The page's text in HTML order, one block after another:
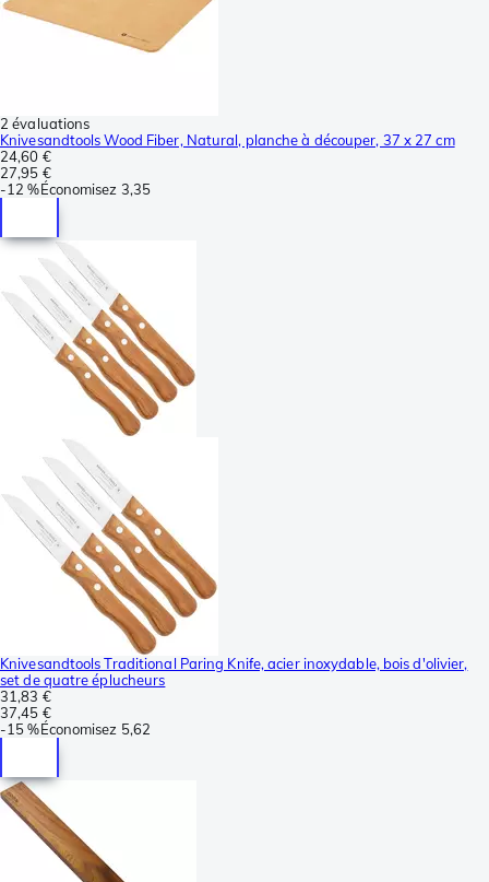
2 évaluations
Knivesandtools Wood Fiber, Natural, planche à découper, 37 x 27 cm
24,60 €
27,95 €
-12 %Économisez 3,35
Knivesandtools Traditional Paring Knife, acier inoxydable, bois d'olivier,
set de quatre éplucheurs
31,83 €
37,45 €
-15 %Économisez 5,62